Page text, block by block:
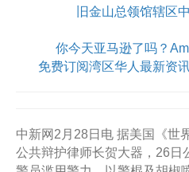
旧金山总领馆辖区
你今天亚马逊了吗？
免费订阅湾区华人最新资
中新网2月28日电 据美国《世
公共辩护律师长贺大器，26日